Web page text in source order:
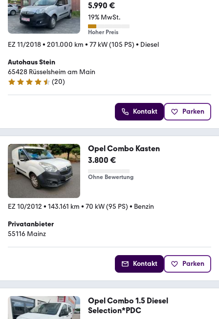
5.990 €
19% MwSt.
Hoher Preis
EZ 11/2018• 201.000 km • 77 kW (105 PS) • Diesel
Autohaus Stein
65428 Rüsselsheim am Main
4.5 Sterne
(20)
Kontakt Parken
Opel Combo Kasten
3.800 €
Ohne Bewertung
EZ 10/2012 • 143.161 km • 70 kW (95 PS) • Benzin
Privatanbieter
55116 Mainz
Kontakt Parken
Opel Combo 1.5 Diesel
Selection*PDC